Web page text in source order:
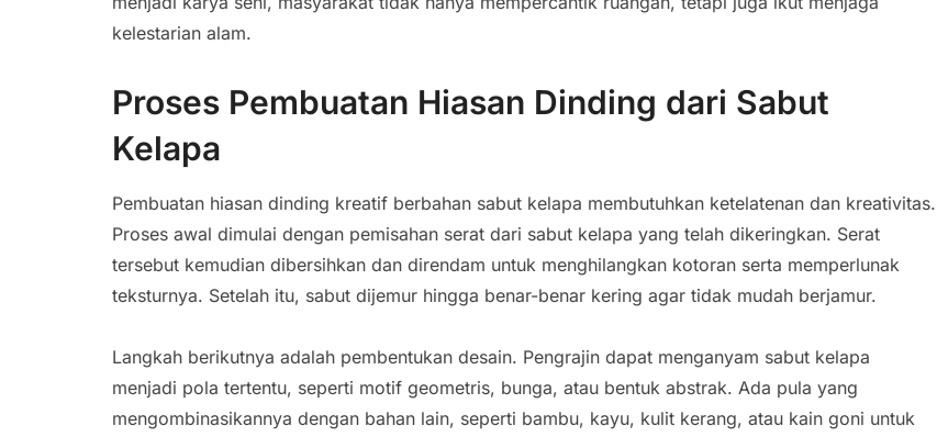
kelestarian alam.
Proses Pembuatan Hiasan Dinding dari Sabut
Kelapa
Pembuatan hiasan dinding kreatif berbahan sabut kelapa membutuhkan ketelatenan dan kreativitas.
Proses awal dimulai dengan pemisahan serat dari sabut kelapa yang telah dikeringkan. Serat
tersebut kemudian dibersihkan dan direndam untuk menghilangkan kotoran serta memperlunak
teksturnya. Setelah itu, sabut dijemur hingga benar-benar kering agar tidak mudah berjamur.
Langkah berikutnya adalah pembentukan desain. Pengrajin dapat menganyam sabut kelapa
menjadi pola tertentu, seperti motif geometris, bunga, atau bentuk abstrak. Ada pula yang
mengombinasikannya dengan bahan lain, seperti bambu, kayu, kulit kerang, atau kain goni untuk